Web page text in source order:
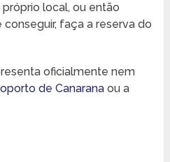
local, ou então
faça a reserva do
oficialmente nem
de Canaranaou a